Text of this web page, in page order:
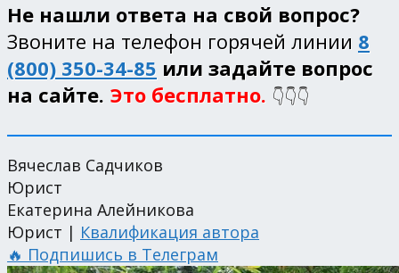
Не нашли ответа на свой вопрос?
Звоните на телефон горячей линии 8
(800) 350-34-85 или задайте вопрос
на сайте. Это бесплатно. 👇👇👇
Вячеслав Садчиков
Юрист
Екатерина Алейникова
Юрист | Квалификация автора
🔥 Подпишись в Телеграм